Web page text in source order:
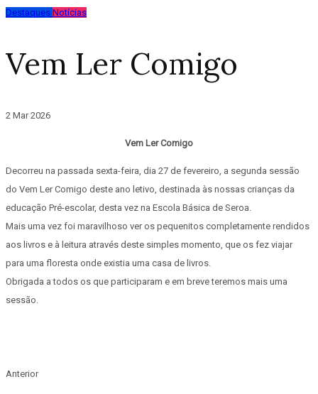
Destaques Notícias
Vem Ler Comigo
2 Mar 2026
Vem Ler Comigo
Decorreu na passada sexta-feira, dia 27 de fevereiro, a segunda sessão
do Vem Ler Comigo deste ano letivo, destinada às nossas crianças da
educação Pré-escolar, desta vez na Escola Básica de Seroa.
Mais uma vez foi maravilhoso ver os pequenitos completamente rendidos
aos livros e à leitura através deste simples momento, que os fez viajar
para uma floresta onde existia uma casa de livros.
Obrigada a todos os que participaram e em breve teremos mais uma
sessão.
Anterior